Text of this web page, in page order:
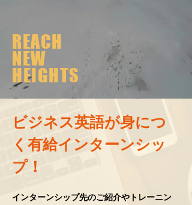
REACH
NEW
HEIGHTS
ビジネス英語が身につ
く有給インターンシッ
プ！
インターンシップ先のご紹介やトレーニン